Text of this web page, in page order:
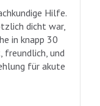
Hilfe.
dicht war,
in knapp 30
freundlich, und
für akute